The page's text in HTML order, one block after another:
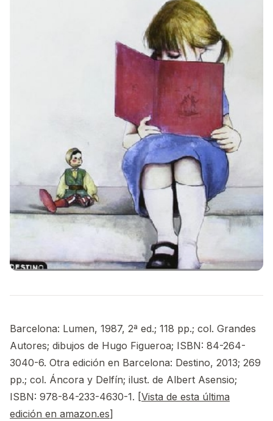
Barcelona: Lumen, 1987, 2ª ed.; 118 pp.; col. Grandes
Autores; dibujos de Hugo Figueroa; ISBN: 84-264-
3040-6. Otra edición en Barcelona: Destino, 2013; 269
pp.; col. Áncora y Delfín; ilust. de Albert Asensio;
ISBN: 978-84-233-4630-1. [Vista de esta última
edición en amazon.es]